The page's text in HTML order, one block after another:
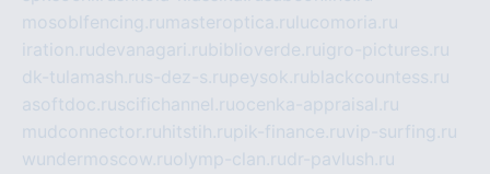
mosoblfencing.ru masteroptica.ru lucomoria.ru
iration.rudevanagari.rubiblioverde.ru igro-pictures.ru
dk-tulamash.rus-dez-s.rupeysok.rublackcountess.ru
asoftdoc.ruscifichannel.ruocenka-appraisal.ru
mudconnector.ru hitstih.rupik-finance.ruvip-surfing.ru
wundermoscow.ruolymp-clan.rudr-pavlush.ru